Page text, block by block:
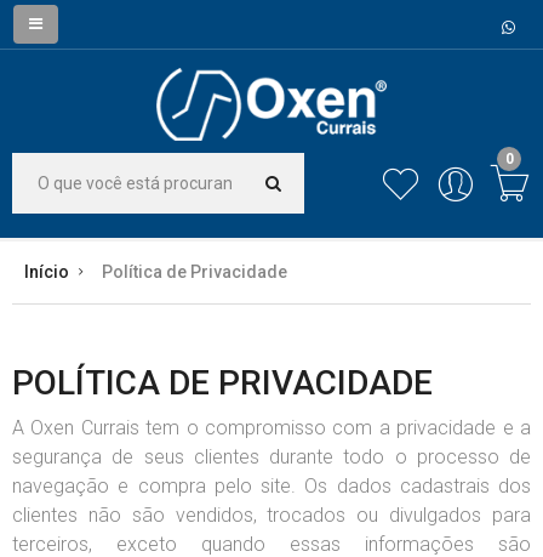
0
Início Política de Privacidade
POLÍTICA DE PRIVACIDADE
A Oxen Currais tem o compromisso com a privacidade e a
segurança de seus clientes durante todo o processo de
navegação e compra pelo site. Os dados cadastrais dos
clientes não são vendidos, trocados ou divulgados para
terceiros, exceto quando essas informações são